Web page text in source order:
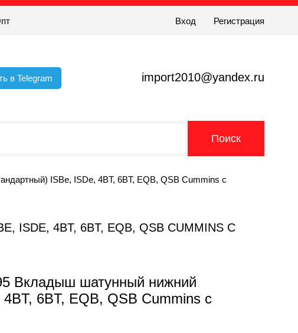
Вход Регистрация
в Telegram import2010@yandex.ru
ISBe, ISDe, 4BT, 6BT, EQB, QSB Cummins с
4BT, 6BT, EQB, QSB CUMMINS С
Вкладыш шатунный нижний
6BT, EQB, QSB Cummins с